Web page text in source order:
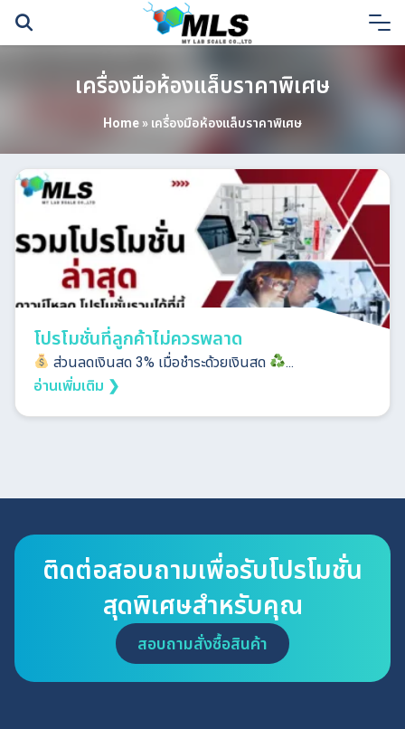
Skip
เครื่องมือห้องแล็บราคาพิเศษ
Home » เครื่องมือห้องแล็บราคาพิเศษ
โปรโมชั่นที่ลูกค้าไม่ควรพลาด
ส่วนลดเงินสด 3% เมื่อชำระด้วยเงินสด
...
อ่านเพิ่มเติม ❯
ติดต่อสอบถามเพื่อรับโปรโมชั่น
สุดพิเศษสำหรับคุณ
สอบถามสั่งซื้อสินค้า